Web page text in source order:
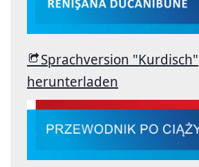
Sprachversion "Kurdisch"
herunterladen